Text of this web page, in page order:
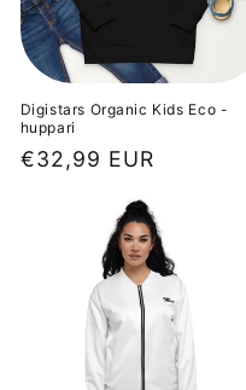
Digistars Organic Kids Eco -
huppari
Normaalihinta
€32,99 EUR